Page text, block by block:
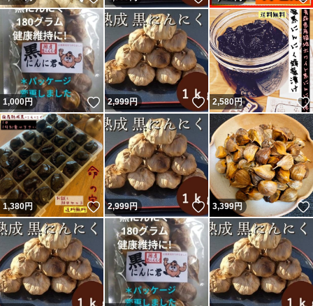
1,000円 いいね！
2,999円 いいね！
2,580円
1,380円 いいね！
2,999円 いいね！
3,399円